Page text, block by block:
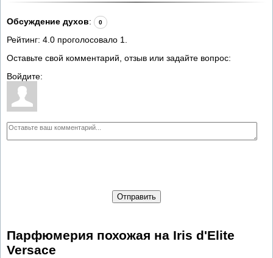
Обсуждение духов: 0
Рейтинг: 4.0 проголосовало 1
Оставьте свой комментарий, отзыв или задайте вопрос:
Войдите:
Отправить
Парфюмерия похожая на Iris d'Elite
Versace